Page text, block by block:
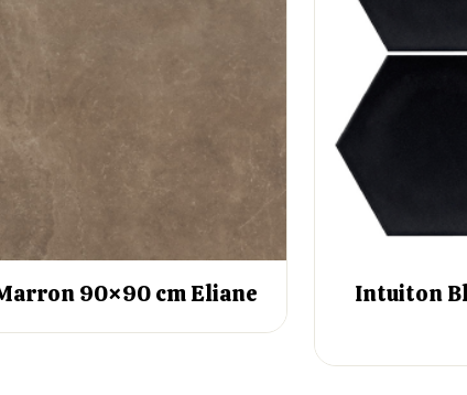
90×90 cm Eliane
Intuiton